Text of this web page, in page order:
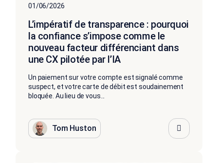
01/06/2026
L’impératif de transparence : pourquoi
la confiance s’impose comme le
nouveau facteur différenciant dans
une CX pilotée par l’IA
Un paiement sur votre compte est signalé comme
suspect, et votre carte de débit est soudainement
bloquée. Au lieu de vous...
Tom Huston